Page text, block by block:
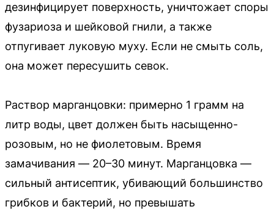
дезинфицирует поверхность, уничтожает споры
фузариоза и шейковой гнили, а также
отпугивает луковую муху. Если не смыть соль,
она может пересушить севок.
Раствор марганцовки: примерно 1 грамм на
литр воды, цвет должен быть насыщенно-
розовым, но не фиолетовым. Время
замачивания — 20–30 минут. Марганцовка —
сильный антисептик, убивающий большинство
грибков и бактерий, но превышать